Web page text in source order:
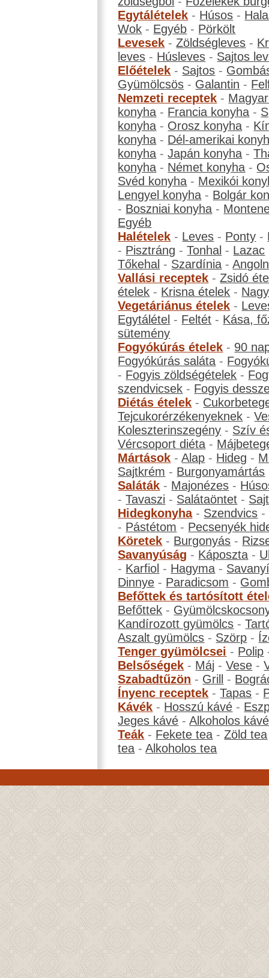
Egytálételek - Húsos -
Wok - Egyéb - Pörkölt
Levesek -Zöldségleves -
leves - Húsleves - Sajtos
Előételek - Sajtos -
Gyümölcsös - Galantin -
Nemzeti receptek -
konyha - Francia konyha -
konyha - Orosz konyha -
konyha - Dél-amerikai
konyha -Japán konyha -
konyha - Német konyha -
Svéd konyha - Mexikói
Lengyel konyha - Bolgár
- Boszniai konyha -
Egyéb
Halételek - Leves - Ponty -
- Pisztráng -Tonhal - Lazac
Tőkehal - Szardínia -
Vallási receptek -Zsidó
ételek - Krisna ételek -
Vegetáriánus ételek -
Egytálétel - Feltét - Kása,
sütemény
Fogyókúrás ételek - 90
Fogyókúrás saláta -
- Fogyis zöldségételek -
szendvicsek - Fogyis
Diétás ételek -
Tejcukorérzékenyeknek -
Koleszterinszegény - Szív
Vércsoport diéta -
Mártások -Alap - Hideg -
Sajtkrém - Burgonyamártás
Saláták - Majonézes -
-Tavaszi - Salátaöntet -
Hidegkonyha- Szendvics -
- Pástétom - Pecsenyék
Köretek - Burgonyás -
Savanyúság - Káposzta -
- Karfiol - Hagyma -
Dinnye - Paradicsom -
Befőttek és tartósított
Befőttek -
Kandírozott gyümölcs -
Aszalt gyümölcs - Szörp -
Tenger gyümölcsei - Polip
Belsőségek - Máj -Vese -
Szabadtűzön - Grill -
Ínyenc receptek -Tapas -
Kávék - Hosszú kávé -
Jeges kávé -Alkoholos kávé
Teák - Fekete tea -Zöld tea
tea -Alkoholos tea